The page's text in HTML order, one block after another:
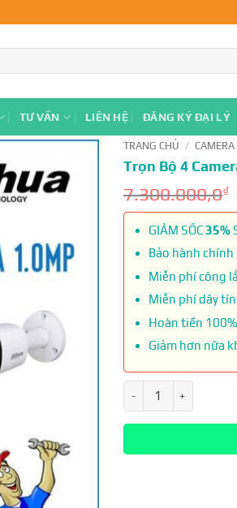
TƯ VẤN LIÊN HỆ ĐĂNG KÝ ĐẠI LÝ
TRANG CHỦ / CAMERA
Trọn Bộ 4
7.300.000,0₫
GIẢM SỐC35%
Bảo hành
Miễn phí công
Miễn phí dây
Hoàn tiền
Giảm hơn nữa